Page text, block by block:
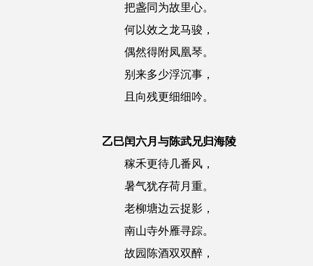
把盏同为故里心。
何以效之龙马骏，
偶然得附凤凰琴。
别来多少浮沉事，
且向残更细细吟。
乙巳闰六月与陈武兄归海陵
稼禾更待几番风，
暑气犹存荷月重。
老柳塘边云捉影，
南山寺外雁寻踪。
故园陈酒双双醉，